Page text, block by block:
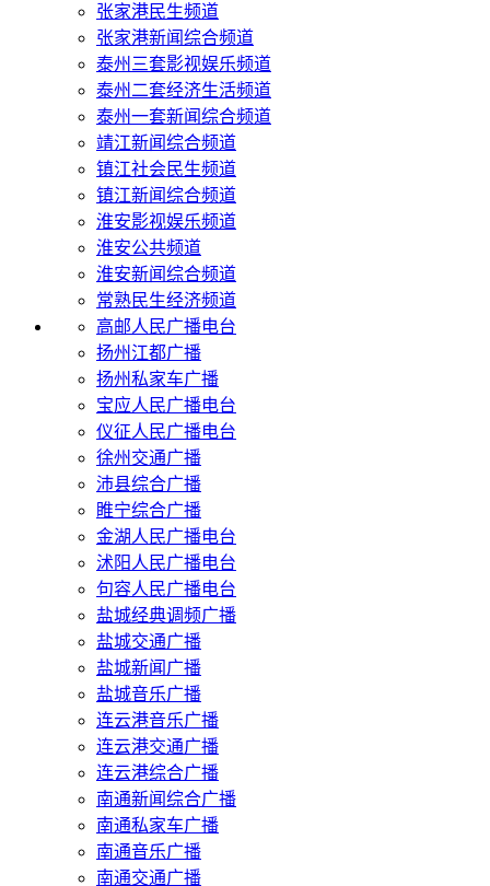
张家港民生频道
张家港新闻综合频道
泰州三套影视娱乐频道
泰州二套经济生活频道
泰州一套新闻综合频道
靖江新闻综合频道
镇江社会民生频道
镇江新闻综合频道
淮安影视娱乐频道
淮安公共频道
淮安新闻综合频道
常熟民生经济频道
高邮人民广播电台
扬州江都广播
扬州私家车广播
宝应人民广播电台
仪征人民广播电台
徐州交通广播
沛县综合广播
睢宁综合广播
金湖人民广播电台
沭阳人民广播电台
句容人民广播电台
盐城经典调频广播
盐城交通广播
盐城新闻广播
盐城音乐广播
连云港音乐广播
连云港交通广播
连云港综合广播
南通新闻综合广播
南通私家车广播
南通音乐广播
南通交通广播